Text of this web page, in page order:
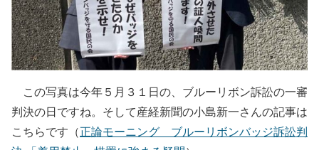
この写真は今年５月３１日の、ブルーリボン訴訟の一審
判決の日ですね。そして産経新聞の小島新一さんの記事は
こちらです（正論モーニング ブルーリボンバッジ訴訟判